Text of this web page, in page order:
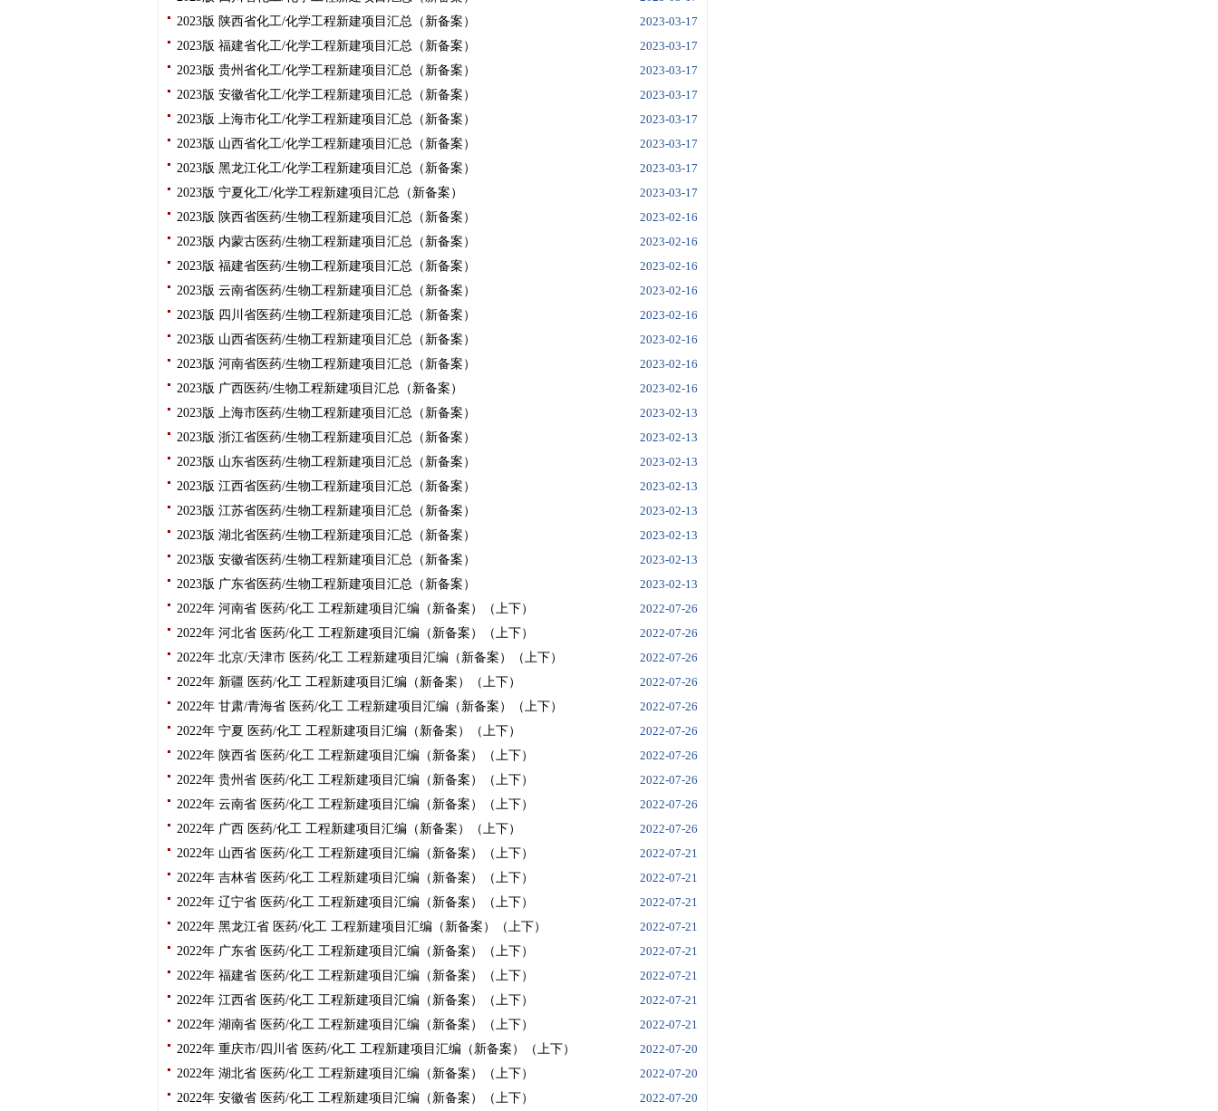
2023-03-17
2023版 陕西省化工/化学工程新建项目汇总（新备案）
2023-03-17
2023版 福建省化工/化学工程新建项目汇总（新备案）
2023-03-17
2023版 贵州省化工/化学工程新建项目汇总（新备案）
2023-03-17
2023版 安徽省化工/化学工程新建项目汇总（新备案）
2023-03-17
2023版 上海市化工/化学工程新建项目汇总（新备案）
2023-03-17
2023版 山西省化工/化学工程新建项目汇总（新备案）
2023-03-17
2023版 黑龙江化工/化学工程新建项目汇总（新备案）
2023-03-17
2023版 宁夏化工/化学工程新建项目汇总（新备案）
2023-02-16
2023版 陕西省医药/生物工程新建项目汇总（新备案）
2023-02-16
2023版 内蒙古医药/生物工程新建项目汇总（新备案）
2023-02-16
2023版 福建省医药/生物工程新建项目汇总（新备案）
2023-02-16
2023版 云南省医药/生物工程新建项目汇总（新备案）
2023-02-16
2023版 四川省医药/生物工程新建项目汇总（新备案）
2023-02-16
2023版 山西省医药/生物工程新建项目汇总（新备案）
2023-02-16
2023版 河南省医药/生物工程新建项目汇总（新备案）
2023-02-16
2023版 广西医药/生物工程新建项目汇总（新备案）
2023-02-13
2023版 上海市医药/生物工程新建项目汇总（新备案）
2023-02-13
2023版 浙江省医药/生物工程新建项目汇总（新备案）
2023-02-13
2023版 山东省医药/生物工程新建项目汇总（新备案）
2023-02-13
2023版 江西省医药/生物工程新建项目汇总（新备案）
2023-02-13
2023版 江苏省医药/生物工程新建项目汇总（新备案）
2023-02-13
2023版 湖北省医药/生物工程新建项目汇总（新备案）
2023-02-13
2023版 安徽省医药/生物工程新建项目汇总（新备案）
2023-02-13
2023版 广东省医药/生物工程新建项目汇总（新备案）
2022-07-26
2022年 河南省 医药/化工 工程新建项目汇编（新备案）（上下）
2022-07-26
2022年 河北省 医药/化工 工程新建项目汇编（新备案）（上下）
2022-07-26
2022年 北京/天津市 医药/化工 工程新建项目汇编（新备案）（上下）
2022-07-26
2022年 新疆 医药/化工 工程新建项目汇编（新备案）（上下）
2022-07-26
2022年 甘肃/青海省 医药/化工 工程新建项目汇编（新备案）（上下）
2022-07-26
2022年 宁夏 医药/化工 工程新建项目汇编（新备案）（上下）
2022-07-26
2022年 陕西省 医药/化工 工程新建项目汇编（新备案）（上下）
2022-07-26
2022年 贵州省 医药/化工 工程新建项目汇编（新备案）（上下）
2022-07-26
2022年 云南省 医药/化工 工程新建项目汇编（新备案）（上下）
2022-07-26
2022年 广西 医药/化工 工程新建项目汇编（新备案）（上下）
2022-07-21
2022年 山西省 医药/化工 工程新建项目汇编（新备案）（上下）
2022-07-21
2022年 吉林省 医药/化工 工程新建项目汇编（新备案）（上下）
2022-07-21
2022年 辽宁省 医药/化工 工程新建项目汇编（新备案）（上下）
2022-07-21
2022年 黑龙江省 医药/化工 工程新建项目汇编（新备案）（上下）
2022-07-21
2022年 广东省 医药/化工 工程新建项目汇编（新备案）（上下）
2022-07-21
2022年 福建省 医药/化工 工程新建项目汇编（新备案）（上下）
2022-07-21
2022年 江西省 医药/化工 工程新建项目汇编（新备案）（上下）
2022-07-21
2022年 湖南省 医药/化工 工程新建项目汇编（新备案）（上下）
2022-07-20
2022年 重庆市/四川省 医药/化工 工程新建项目汇编（新备案）（上下）
2022-07-20
2022年 湖北省 医药/化工 工程新建项目汇编（新备案）（上下）
2022-07-20
2022年 安徽省 医药/化工 工程新建项目汇编（新备案）（上下）